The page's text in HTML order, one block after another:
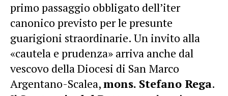
primo passaggio obbligato dell’iter
canonico previsto per le presunte
guarigioni straordinarie. Un invito alla
«cautela e prudenza» arriva anche dal
vescovo della Diocesi di San Marco
Argentano-Scalea,mons. Stefano Rega.